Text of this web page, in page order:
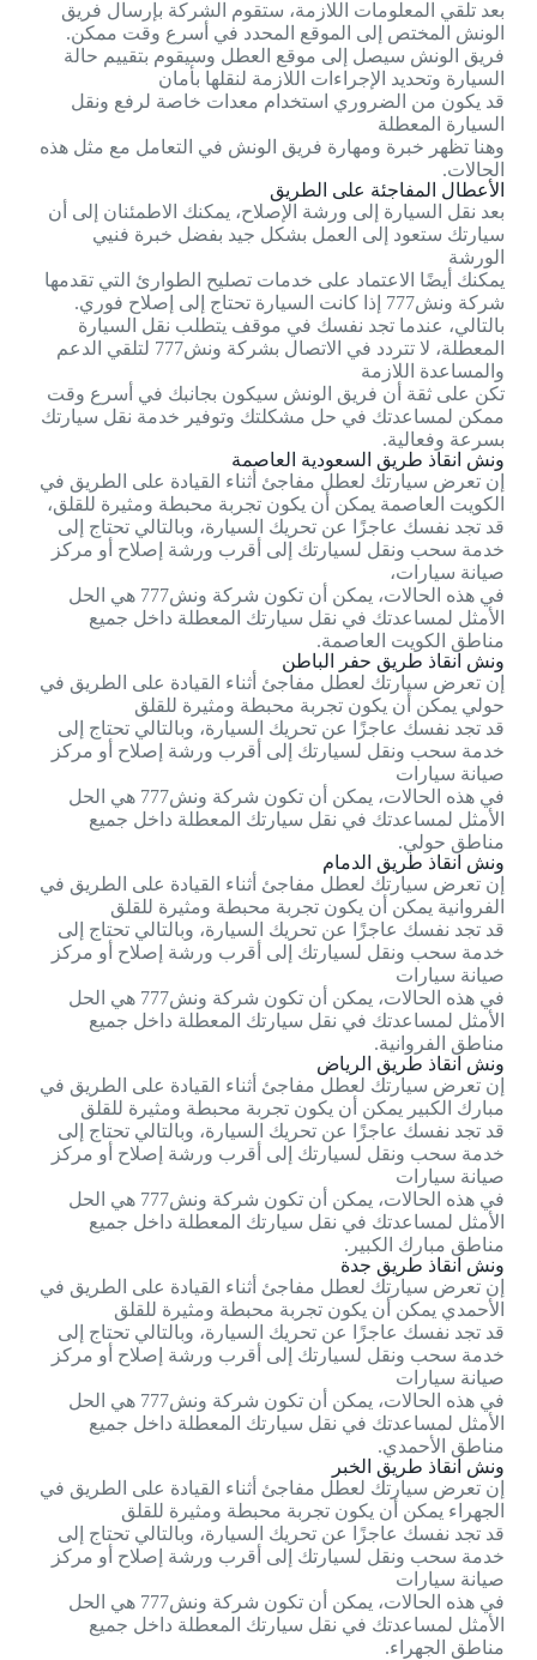
بعد تلقي المعلومات اللازمة، ستقوم الشركة بإرسال فريق
الونش المختص إلى الموقع المحدد في أسرع وقت ممكن.
فريق الونش سيصل إلى موقع العطل وسيقوم بتقييم حالة
السيارة وتحديد الإجراءات اللازمة لنقلها بأمان
قد يكون من الضروري استخدام معدات خاصة لرفع ونقل
السيارة المعطلة
وهنا تظهر خبرة ومهارة فريق الونش في التعامل مع مثل هذه
الحالات.
الأعطال المفاجئة على الطريق
بعد نقل السيارة إلى ورشة الإصلاح، يمكنك الاطمئنان إلى أن
سيارتك ستعود إلى العمل بشكل جيد بفضل خبرة فنيي
الورشة
يمكنك أيضًا الاعتماد على خدمات تصليح الطوارئ التي تقدمها
شركة ونش777 إذا كانت السيارة تحتاج إلى إصلاح فوري.
بالتالي، عندما تجد نفسك في موقف يتطلب نقل السيارة
المعطلة، لا تتردد في الاتصال بشركة ونش777 لتلقي الدعم
والمساعدة اللازمة
تكن على ثقة أن فريق الونش سيكون بجانبك في أسرع وقت
ممكن لمساعدتك في حل مشكلتك وتوفير خدمة نقل سيارتك
بسرعة وفعالية.
ونش انقاذ طريق السعودية العاصمة
إن تعرض سيارتك لعطل مفاجئ أثناء القيادة على الطريق في
الكويت العاصمة يمكن أن يكون تجربة محبطة ومثيرة للقلق،
قد تجد نفسك عاجزًا عن تحريك السيارة، وبالتالي تحتاج إلى
خدمة سحب ونقل لسيارتك إلى أقرب ورشة إصلاح أو مركز
صيانة سيارات،
في هذه الحالات، يمكن أن تكون شركة ونش777 هي الحل
الأمثل لمساعدتك في نقل سيارتك المعطلة داخل جميع
مناطق الكويت العاصمة.
ونش انقاذ طريق حفر الباطن
إن تعرض سيارتك لعطل مفاجئ أثناء القيادة على الطريق في
حولي يمكن أن يكون تجربة محبطة ومثيرة للقلق
قد تجد نفسك عاجزًا عن تحريك السيارة، وبالتالي تحتاج إلى
خدمة سحب ونقل لسيارتك إلى أقرب ورشة إصلاح أو مركز
صيانة سيارات
في هذه الحالات، يمكن أن تكون شركة ونش777 هي الحل
الأمثل لمساعدتك في نقل سيارتك المعطلة داخل جميع
مناطق حولي.
ونش انقاذ طريق الدمام
إن تعرض سيارتك لعطل مفاجئ أثناء القيادة على الطريق في
الفروانية يمكن أن يكون تجربة محبطة ومثيرة للقلق
قد تجد نفسك عاجزًا عن تحريك السيارة، وبالتالي تحتاج إلى
خدمة سحب ونقل لسيارتك إلى أقرب ورشة إصلاح أو مركز
صيانة سيارات
في هذه الحالات، يمكن أن تكون شركة ونش777 هي الحل
الأمثل لمساعدتك في نقل سيارتك المعطلة داخل جميع
مناطق الفروانية.
ونش انقاذ طريق الرياض
إن تعرض سيارتك لعطل مفاجئ أثناء القيادة على الطريق في
مبارك الكبير يمكن أن يكون تجربة محبطة ومثيرة للقلق
قد تجد نفسك عاجزًا عن تحريك السيارة، وبالتالي تحتاج إلى
خدمة سحب ونقل لسيارتك إلى أقرب ورشة إصلاح أو مركز
صيانة سيارات
في هذه الحالات، يمكن أن تكون شركة ونش777 هي الحل
الأمثل لمساعدتك في نقل سيارتك المعطلة داخل جميع
مناطق مبارك الكبير.
ونش انقاذ طريق جدة
إن تعرض سيارتك لعطل مفاجئ أثناء القيادة على الطريق في
الأحمدي يمكن أن يكون تجربة محبطة ومثيرة للقلق
قد تجد نفسك عاجزًا عن تحريك السيارة، وبالتالي تحتاج إلى
خدمة سحب ونقل لسيارتك إلى أقرب ورشة إصلاح أو مركز
صيانة سيارات
في هذه الحالات، يمكن أن تكون شركة ونش777 هي الحل
الأمثل لمساعدتك في نقل سيارتك المعطلة داخل جميع
مناطق الأحمدي.
ونش انقاذ طريق الخبر
إن تعرض سيارتك لعطل مفاجئ أثناء القيادة على الطريق في
الجهراء يمكن أن يكون تجربة محبطة ومثيرة للقلق
قد تجد نفسك عاجزًا عن تحريك السيارة، وبالتالي تحتاج إلى
خدمة سحب ونقل لسيارتك إلى أقرب ورشة إصلاح أو مركز
صيانة سيارات
في هذه الحالات، يمكن أن تكون شركة ونش777 هي الحل
الأمثل لمساعدتك في نقل سيارتك المعطلة داخل جميع
مناطق الجهراء.